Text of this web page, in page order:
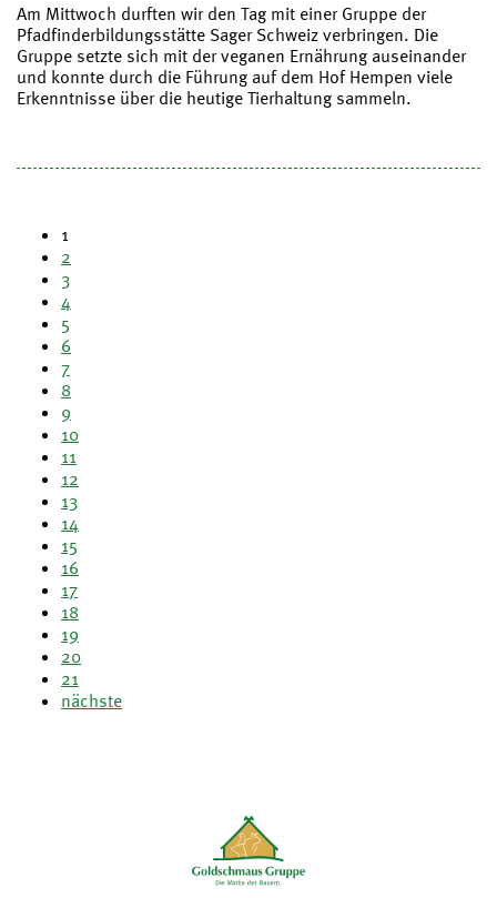
Am Mittwoch durften wir den Tag mit einer Gruppe der
Pfadfinderbildungsstätte Sager Schweiz verbringen. Die
Gruppe setzte sich mit der veganen Ernährung auseinander
und konnte durch die Führung auf dem Hof Hempen viele
Erkenntnisse über die heutige Tierhaltung sammeln.
1
2
3
4
5
6
7
8
9
10
11
12
13
14
15
16
17
18
19
20
21
nächste